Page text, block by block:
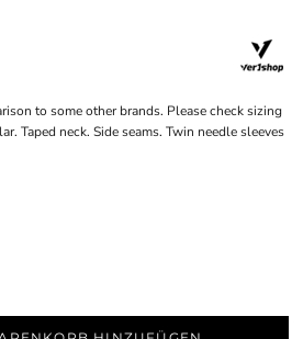
to some other brands. Please check sizing
Taped neck. Side seams. Twin needle sleeves